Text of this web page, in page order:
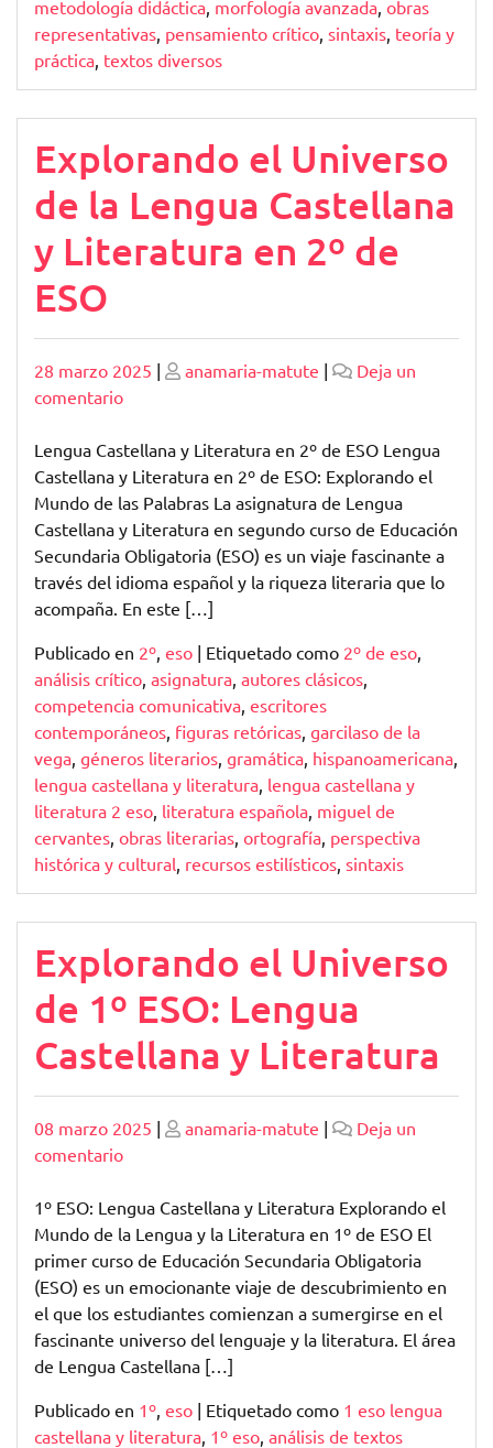
metodología didáctica, morfología avanzada, obras
representativas, pensamiento crítico, sintaxis, teoría y
práctica, textos diversos
Explorando el Universo
de la Lengua Castellana
y Literatura en 2º de
ESO
Publicado
28 marzo 2025 | Publicado
anamaria-matute |
Deja un
comentarioen
el
Universo
de
la
Lengua
Castellana
y
en
2º
de
ESO
Lengua Castellana y Literatura en 2º de ESO Lengua
Castellana y Literatura en 2º de ESO: Explorando el
Mundo de las Palabras La asignatura de Lengua
Castellana y Literatura en segundo curso de Educación
Secundaria Obligatoria (ESO) es un viaje fascinante a
través del idioma español y la riqueza literaria que lo
acompaña. En este […]
Publicado en 2º, eso | Etiquetado como 2º de eso,
análisis crítico, asignatura, autores clásicos,
competencia comunicativa, escritores
contemporáneos, figuras retóricas, garcilaso de la
vega, géneros literarios, gramática, hispanoamericana,
lengua castellana y literatura, lengua castellana y
literatura 2 eso, literatura española, miguel de
cervantes, obras literarias, ortografía, perspectiva
histórica y cultural, recursos estilísticos, sintaxis
Explorando el Universo
de 1º ESO: Lengua
Castellana y Literatura
Publicado
08 marzo 2025 | Publicado
anamaria-matute |
Deja un
comentarioen
el
Universo
de
1º
ESO:
Lengua
Castellana
Literatura
1º ESO: Lengua Castellana y Literatura Explorando el
Mundo de la Lengua y la Literatura en 1º de ESO El
primer curso de Educación Secundaria Obligatoria
(ESO) es un emocionante viaje de descubrimiento en
el que los estudiantes comienzan a sumergirse en el
fascinante universo del lenguaje y la literatura. El área
de Lengua Castellana […]
Publicado en 1º, eso | Etiquetado como 1 eso lengua
castellana y literatura, 1º eso, análisis de textos